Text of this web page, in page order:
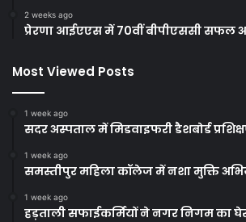
2 weeks ago
प्रेरणा आईएएस में 70वीं बीपीएससी सफल
Most Viewed Posts
1 week ago
सदर अस्पताल में मिडवाइफरी डैशबोर्ड
1 week ago
समस्तीपुर महिला कॉलेज में नशा मुक्ति
1 week ago
हड़ताली सफाईकर्मियों ने नगर निगम का